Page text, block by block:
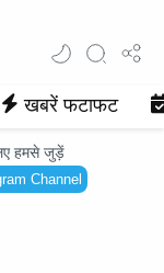
खबरें फटाफट
हमसे जुड़ें
Channel